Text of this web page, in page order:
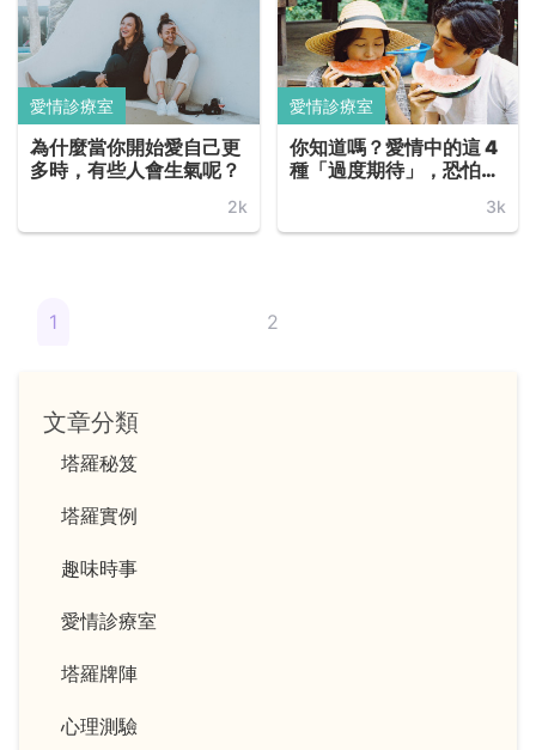
愛情診療室
為什麼當你開始愛自己更
多時，有些人會生氣呢？
2k
愛情診療室
你知道嗎？愛情中的這 4
種「過度期待」，恐怕會
3k
1 2
文章分類
塔羅秘笈
塔羅實例
趣味時事
愛情診療室
塔羅牌陣
心理測驗